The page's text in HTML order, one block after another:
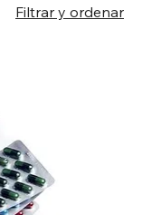
Filtrar y ordenar